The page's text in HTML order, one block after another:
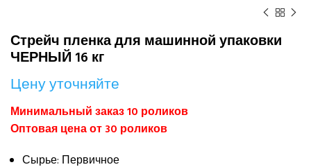
Стрейч пленка для машинной упаковки
ЧЕРНЫЙ 16 кг
Цену уточняйте
Минимальный заказ 10 роликов
Оптовая цена от 30 роликов
Сырье: Первичное